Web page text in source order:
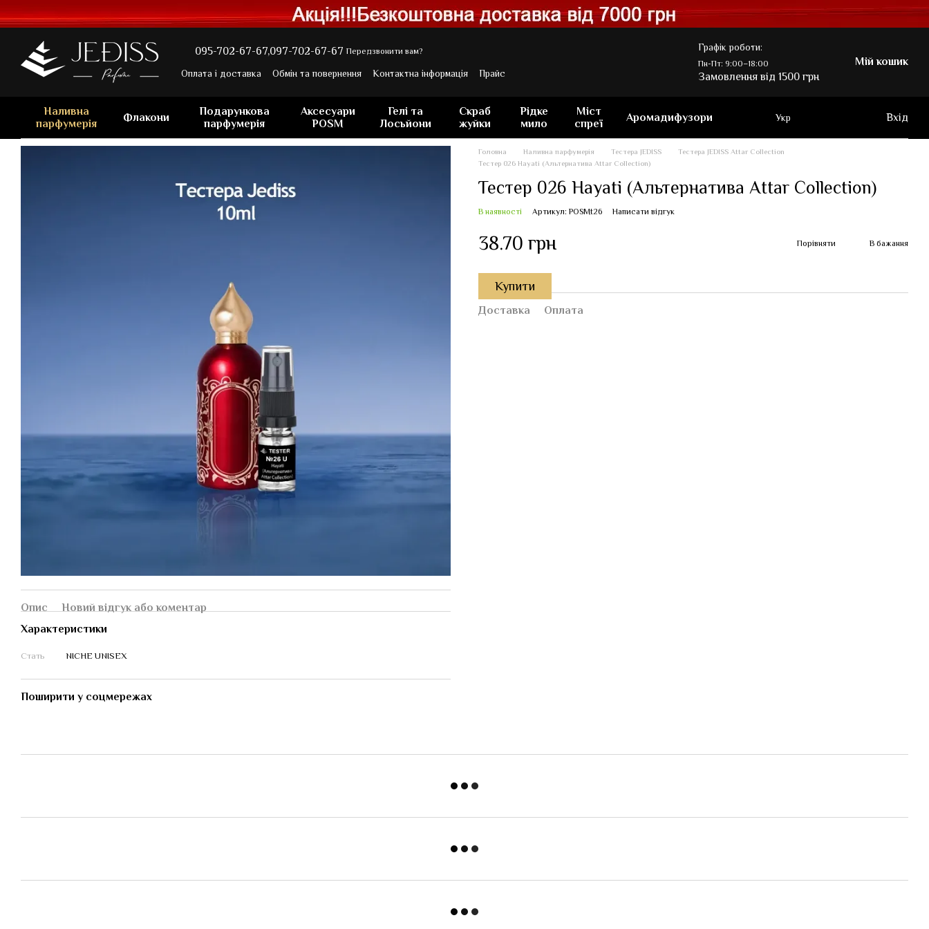
Перейти до основного контенту
095-702-67-67,097-702-67-67 Передзвонити вам?
Оплата і доставка Обмін та повернення Контактна інформація Прайс
Графік роботи:
Пн-Пт: 9:00–18:00
Замовлення від 1500 грн
Мій кошик
Наливна
парфумерія
Флакони
Подарункова
парфумерія
Аксесуари
POSM
Гелі та
Лосьйони
Скраб
жуйки
Рідке
мило
Міст
спреї
Аромадифузори Укр Вхід
Опис
Новий відгук або коментар
Характеристики
Стать NICHE UNISEX
Поширити у соцмережах
Головна Наливна парфумерія Тестера JEDISS
Тестера JEDISS Attar Collection
Тестер 026 Hayati (Альтернатива Attar Collection)
Тестер 026 Hayati (Альтернатива Attar Collection)
В наявності Артикул: POSMt26 Написати відгук
38.70 грн Порівняти В бажання
Купити
Доставка Оплата